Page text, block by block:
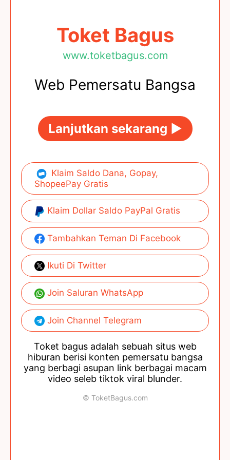
Toket Bagus
www.toketbagus.com
Web Pemersatu Bangsa
Lanjutkan sekarang ►
Klaim Saldo Dana, Gopay,
ShopeePay Gratis
Klaim Dollar Saldo PayPal Gratis
Tambahkan Teman Di Facebook
Ikuti Di Twitter
Join Saluran WhatsApp
Join Channel Telegram
Toket bagus adalah sebuah situs web
hiburan berisi konten pemersatu bangsa
yang berbagi asupan link berbagai macam
video seleb tiktok viral blunder.
© ToketBagus.com